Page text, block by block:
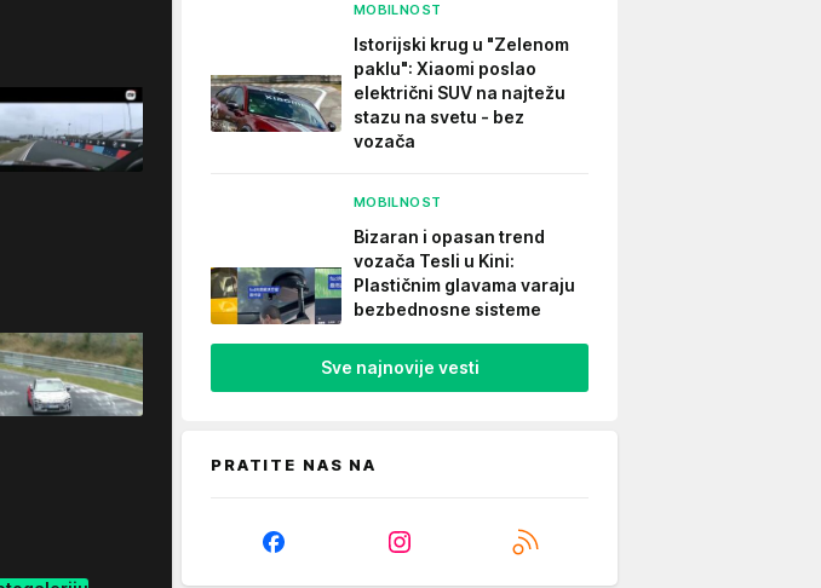
MOBILNOST
Istorijski krug u "Zelenom
paklu": Xiaomi poslao
električni SUV na najtežu
stazu na svetu - bez
vozača
MOBILNOST
Bizaran i opasan trend
vozača Tesli u Kini:
Plastičnim glavama varaju
bezbednosne sisteme
Sve najnovije vesti
PRATITE NAS NA